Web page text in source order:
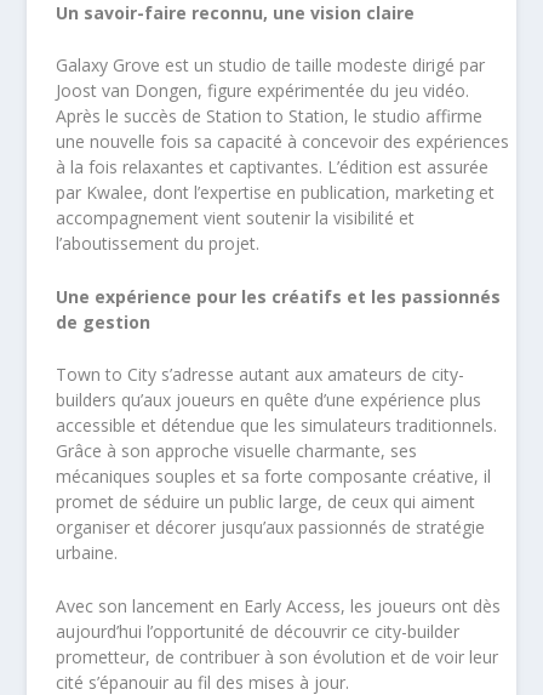
Un savoir-faire reconnu, une vision claire
Galaxy Grove est un studio de taille modeste dirigé par
Joost van Dongen, figure expérimentée du jeu vidéo.
Après le succès de Station to Station, le studio affirme
une nouvelle fois sa capacité à concevoir des expériences
à la fois relaxantes et captivantes. L’édition est assurée
par Kwalee, dont l’expertise en publication, marketing et
accompagnement vient soutenir la visibilité et
l’aboutissement du projet.
Une expérience pour les créatifs et les passionnés
de gestion
Town to City s’adresse autant aux amateurs de city-
builders qu’aux joueurs en quête d’une expérience plus
accessible et détendue que les simulateurs traditionnels.
Grâce à son approche visuelle charmante, ses
mécaniques souples et sa forte composante créative, il
promet de séduire un public large, de ceux qui aiment
organiser et décorer jusqu’aux passionnés de stratégie
urbaine.
Avec son lancement en Early Access, les joueurs ont dès
aujourd’hui l’opportunité de découvrir ce city-builder
prometteur, de contribuer à son évolution et de voir leur
cité s’épanouir au fil des mises à jour.